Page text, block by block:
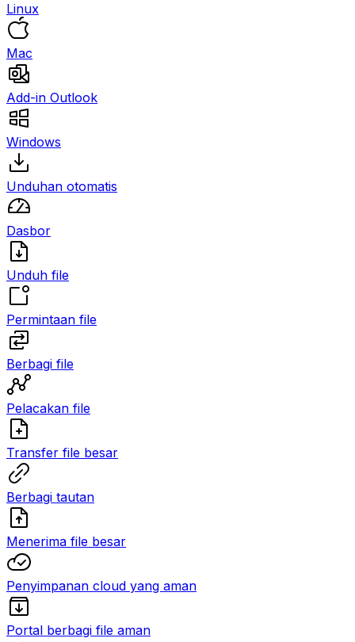
Linux
Mac
Add-in Outlook
Windows
Unduhan otomatis
Dasbor
Unduh file
Permintaan file
Berbagi file
Pelacakan file
Transfer file besar
Berbagi tautan
Menerima file besar
Penyimpanan cloud yang aman
Portal berbagi file aman